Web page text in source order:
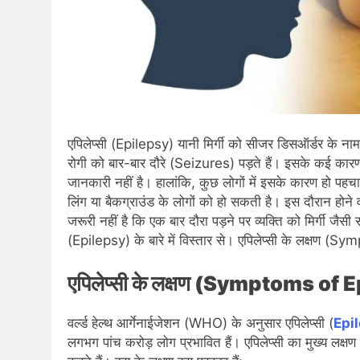
एपिलेप्सी (Epilepsy) यानी मिर्गी को सीजर डिसऑर्डर के
रोगी को बार-बार दौरे (Seizures) पड़ते हैं। इसके कई
जानकारी नहीं है। हालांकि, कुछ लोगों में इसके कारण हो
लिंग या बैकग्राउंड के लोगों को हो सकती है। इस दौरान
जरूरी नहीं है कि एक बार दौरा पड़ने पर व्यक्ति को मिर्गी
(Epilepsy) के बारे में विस्तार से। एपिलेप्सी के लक्षण
एपिलेप्सी के लक्षण (Symptoms of
वर्ल्ड हेल्थ आर्गेनाईजेशन (WHO) के अनुसार एपिलेप्सी (
लगभग पांच करोड़ लोग प्रभावित हैं। एपिलेप्सी का मुख्य